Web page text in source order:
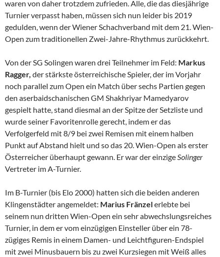
waren von daher trotzdem zufrieden. Alle, die das diesjährige
Turnier verpasst haben, müssen sich nun leider bis 2019
gedulden, wenn der Wiener Schach­ver­band mit dem 21. Wien-
Open zum traditionellen Zwei-Jahre-Rhythmus zurückkehrt.
Von der SG Solingen waren drei Teilnehmer im Feld: Markus
Ragger, der stärkste österreichische Spieler, der im Vorjahr
noch parallel zum Open ein Match über sechs Partien gegen
den aserbaidschanischen GM Shakhriyar Mamedyarov
gespielt hatte, stand diesmal an der Spitze der Setzliste und
wurde seiner Favoritenrolle gerecht, indem er das
Verfolgerfeld mit 8/9 bei zwei Remisen mit einem halben
Punkt auf Abstand hielt und so das 20. Wien-Open als erster
Österreicher überhaupt gewann. Er war der einzigeSolinger
Vertreter im A-Turnier.
Im B-Turnier (bis Elo 2000) hatten sich die beiden anderen
Klingenstädter angemeldet: Marius Fränzelerlebte bei
seinem nun dritten Wien-Open ein sehr abwechslungsreiches
Turnier, in dem er vom einzügigen Einsteller über ein 78-
zügiges Remis in einem Damen- und Leichtfiguren-Endspiel
mit zwei Minusbauern bis zu zwei Kurzsiegen mit Weiß alles